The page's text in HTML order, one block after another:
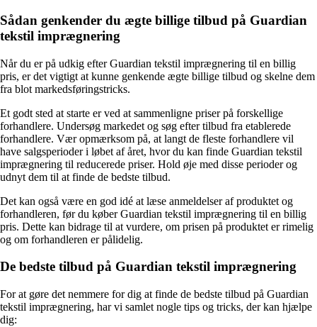
Sådan genkender du ægte billige tilbud på Guardian
tekstil imprægnering
Når du er på udkig efter Guardian tekstil imprægnering til en billig
pris, er det vigtigt at kunne genkende ægte billige tilbud og skelne dem
fra blot markedsføringstricks.
Et godt sted at starte er ved at sammenligne priser på forskellige
forhandlere. Undersøg markedet og søg efter tilbud fra etablerede
forhandlere. Vær opmærksom på, at langt de fleste forhandlere vil
have salgsperioder i løbet af året, hvor du kan finde Guardian tekstil
imprægnering til reducerede priser. Hold øje med disse perioder og
udnyt dem til at finde de bedste tilbud.
Det kan også være en god idé at læse anmeldelser af produktet og
forhandleren, før du køber Guardian tekstil imprægnering til en billig
pris. Dette kan bidrage til at vurdere, om prisen på produktet er rimelig
og om forhandleren er pålidelig.
De bedste tilbud på Guardian tekstil imprægnering
For at gøre det nemmere for dig at finde de bedste tilbud på Guardian
tekstil imprægnering, har vi samlet nogle tips og tricks, der kan hjælpe
dig: